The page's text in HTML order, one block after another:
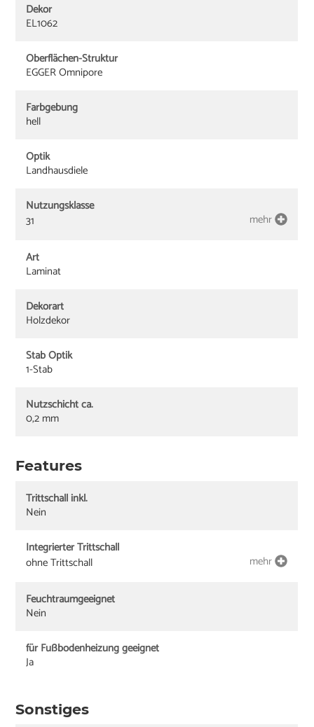
Dekor
EL1062
Oberflächen-Struktur
EGGER Omnipore
Farbgebung
hell
Optik
Landhausdiele
Nutzungsklasse
31
mehr
Art
Laminat
Dekorart
Holzdekor
Stab Optik
1-Stab
Nutzschicht ca.
0,2 mm
Features
Trittschall inkl.
Nein
Integrierter Trittschall
ohne Trittschall
mehr
Feuchtraumgeeignet
Nein
für Fußbodenheizung geeignet
Ja
Sonstiges